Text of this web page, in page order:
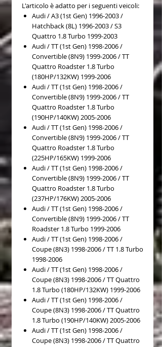
L'articolo è adatto per i seguenti veicoli:
Audi / A3 (1st Gen) 1996-2003 /
Hatchback (8L) 1996-2003 / S3
Quattro 1.8 Turbo 1999-2003
Audi / TT (1st Gen) 1998-2006 /
Convertible (8N9) 1999-2006 / TT
Quattro Roadster 1.8 Turbo
(180HP/132KW) 1999-2006
Audi / TT (1st Gen) 1998-2006 /
Convertible (8N9) 1999-2006 / TT
Quattro Roadster 1.8 Turbo
(190HP/140KW) 2005-2006
Audi / TT (1st Gen) 1998-2006 /
Convertible (8N9) 1999-2006 / TT
Quattro Roadster 1.8 Turbo
(225HP/165KW) 1999-2006
Audi / TT (1st Gen) 1998-2006 /
Convertible (8N9) 1999-2006 / TT
Quattro Roadster 1.8 Turbo
(237HP/176KW) 2005-2006
Audi / TT (1st Gen) 1998-2006 /
Convertible (8N9) 1999-2006 / TT
Roadster 1.8 Turbo 1999-2006
Audi / TT (1st Gen) 1998-2006 /
Coupe (8N3) 1998-2006 / TT 1.8 Turbo
1998-2006
Audi / TT (1st Gen) 1998-2006 /
Coupe (8N3) 1998-2006 / TT Quattro
1.8 Turbo (180HP/132KW) 1999-2006
Audi / TT (1st Gen) 1998-2006 /
Coupe (8N3) 1998-2006 / TT Quattro
1.8 Turbo (190HP/140KW) 2005-2006
Audi / TT (1st Gen) 1998-2006 /
Coupe (8N3) 1998-2006 / TT Quattro